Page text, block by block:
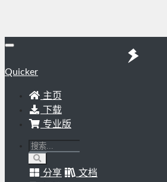
Quicker
主页
下载
专业版
分享
文档